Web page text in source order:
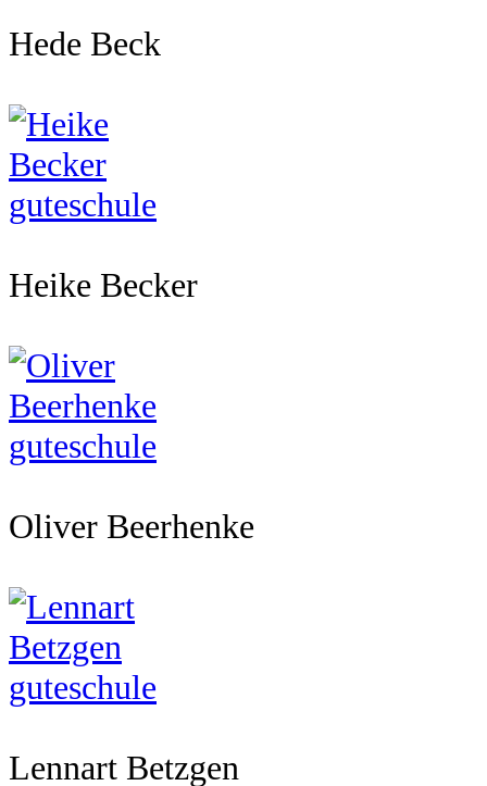
Hede Beck
Heike Becker
Oliver Beerhenke
Lennart Betzgen